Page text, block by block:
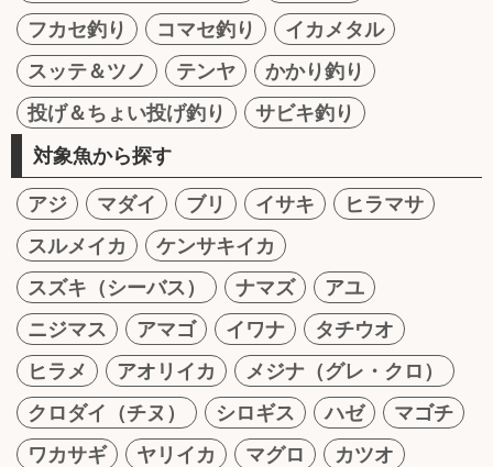
フカセ釣り
コマセ釣り
イカメタル
スッテ＆ツノ
テンヤ
かかり釣り
投げ＆ちょい投げ釣り
サビキ釣り
対象魚から探す
アジ マダイ ブリ イサキ
ヒラマサ
スルメイカ
ケンサキイカ
スズキ（シーバス）
ナマズ
アユ
ニジマス
アマゴ イワナ
タチウオ
ヒラメ
アオリイカ
メジナ（グレ・クロ）
クロダイ（チヌ）
シロギス ハゼ
マゴチ
ワカサギ
ヤリイカ マグロ
カツオ